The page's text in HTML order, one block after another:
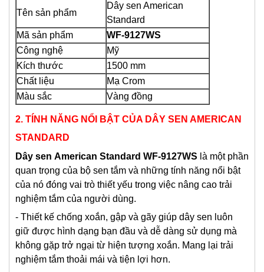
Tên sản phẩm
Dây sen American
Standard
Mã sản phẩm
WF-9127WS
Công nghệ
Mỹ
Kích thước
1500 mm
Chất liệu
Mạ Crom
Màu sắc
Vàng đồng
2. TÍNH NĂNG NỔI BẬT CỦA DÂY SEN AMERICAN
STANDARD
Dây sen American Standard WF-9127WS là một phần
quan trọng của bộ sen tắm và những tính năng nổi bật
của nó đóng vai trò thiết yếu trong việc nâng cao trải
nghiệm tắm của người dùng.
- Thiết kế chống xoắn, gập và gãy giúp dây sen luôn
giữ được hình dạng bạn đầu và dễ dàng sử dụng mà
không gặp trở ngại từ hiện tượng xoắn. Mang lại trải
nghiệm tắm thoải mái và tiện lợi hơn.